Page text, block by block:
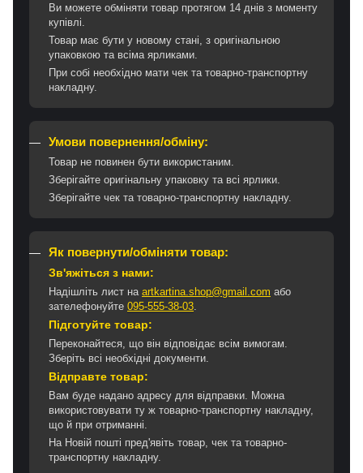
Ви можете обміняти товар протягом 14 днів з моменту
купівлі.
Товар має бути у новому стані, з оригінальною
упаковкою та всіма ярликами.
При собі необхідно мати чек та товарно-транспортну
накладну.
Умови повернення/обміну:
Товар не повинен бути використаним.
Зберігайте оригінальну упаковку та всі ярлики.
Зберігайте чек та товарно-транспортну накладну.
Як повернути/обміняти товар:
Зв'яжіться з нами:
Надішліть лист на artkartina.shop@gmail.com або
зателефонуйте 095-555-38-03.
Підготуйте товар:
Переконайтеся, що він відповідає всім вимогам.
Зберіть всі необхідні документи.
Відправте товар:
Вам буде надано адресу для відправки. Можна
використовувати ту ж товарно-транспортну накладну,
що й при отриманні.
На Новій пошті пред'явіть товар, чек та товарно-
транспортну накладну.